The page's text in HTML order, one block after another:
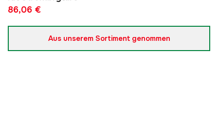
86,06 €
Aus unserem Sortiment genommen